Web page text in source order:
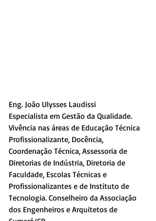
Eng. João Ulysses Laudissi
Especialista em Gestão da Qualidade.
Vivência nas áreas de Educação Técnica
Profissionalizante, Docência,
Coordenação Técnica, Assessoria de
Diretorias de Indústria, Diretoria de
Faculdade, Escolas Técnicas e
Profissionalizantes e de Instituto de
Tecnologia. Conselheiro da Associação
dos Engenheiros e Arquitetos de